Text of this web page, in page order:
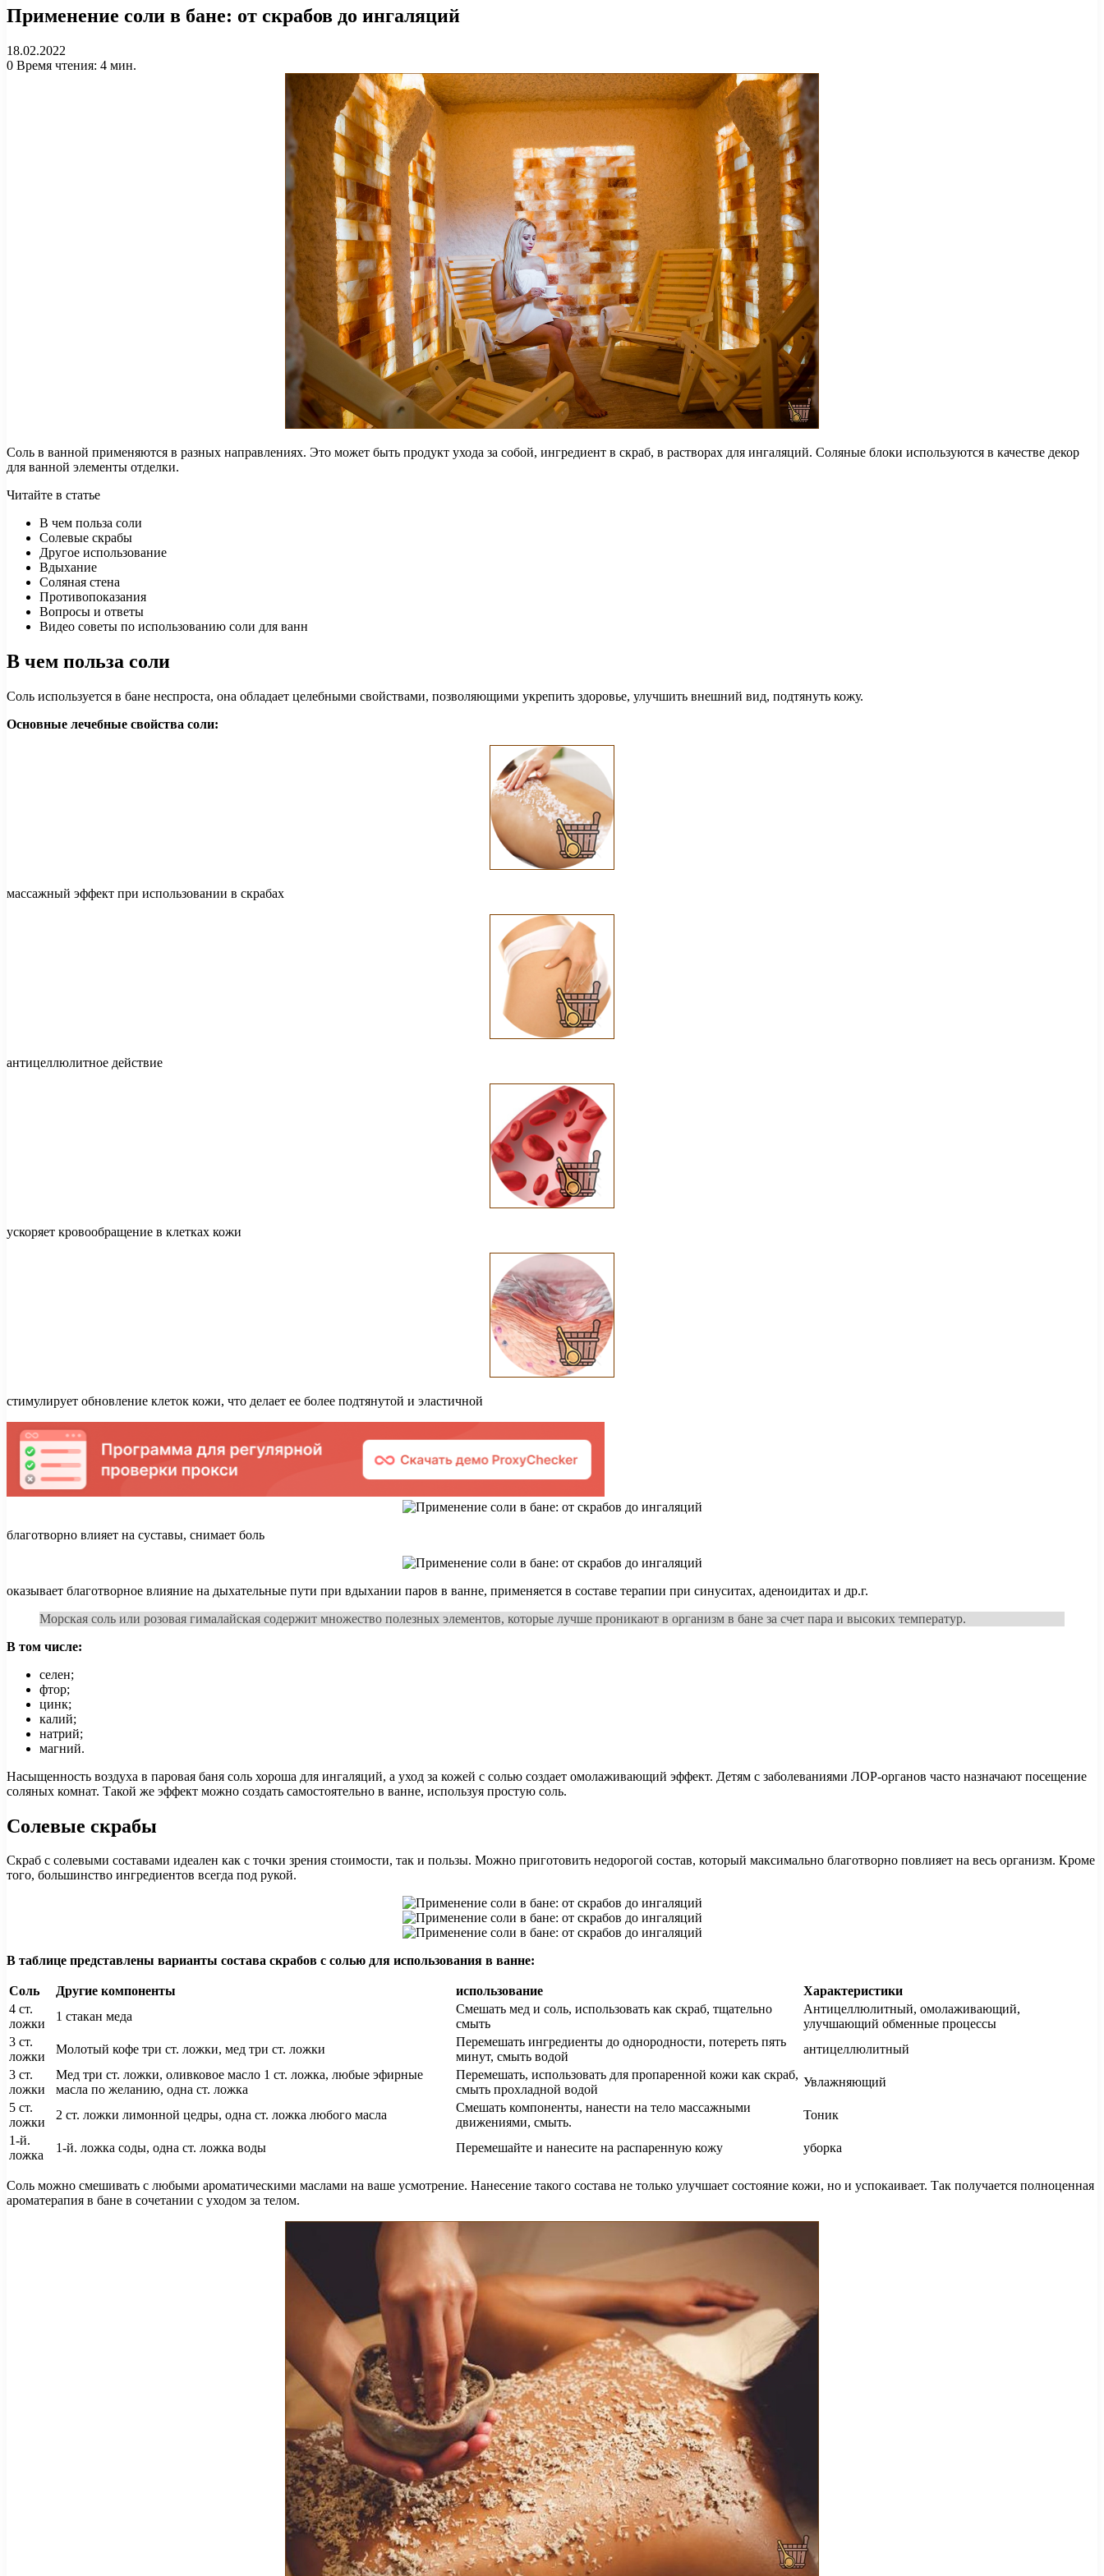
Применение соли в бане: от скрабов до ингаляций
18.02.2022
0 Время чтения: 4 мин.
Соль в ванной применяются в разных направлениях. Это может быть продукт ухода за собой, ингредиент в скраб, в растворах для ингаляций. Соляные блоки используются в качестве декор
для ванной элементы отделки.
Читайте в статье
В чем польза соли
Солевые скрабы
Другое использование
Вдыхание
Соляная стена
Противопоказания
Вопросы и ответы
Видео советы по использованию соли для ванн
В чем польза соли
Соль используется в бане неспроста, она обладает целебными свойствами, позволяющими укрепить здоровье, улучшить внешний вид, подтянуть кожу.
Основные лечебные свойства соли:
массажный эффект при использовании в скрабах
антицеллюлитное действие
ускоряет кровообращение в клетках кожи
стимулирует обновление клеток кожи, что делает ее более подтянутой и эластичной
благотворно влияет на суставы, снимает боль
оказывает благотворное влияние на дыхательные пути при вдыхании паров в ванне, применяется в составе терапии при синуситах, аденоидитах и ​​др.г.
Морская соль или розовая гималайская содержит множество полезных элементов, которые лучше проникают в организм в бане за счет пара и высоких температур.
В том числе:
селен;
фтор;
цинк;
калий;
натрий;
магний.
Насыщенность воздуха в паровая баня соль хороша для ингаляций, а уход за кожей с солью создает омолаживающий эффект. Детям с заболеваниями ЛОР-органов часто назначают посещение
соляных комнат. Такой же эффект можно создать самостоятельно в ванне, используя простую соль.
Солевые скрабы
Скраб с солевыми составами идеален как с точки зрения стоимости, так и пользы. Можно приготовить недорогой состав, который максимально благотворно повлияет на весь организм. Кроме
того, большинство ингредиентов всегда под рукой.
В таблице представлены варианты состава скрабов с солью для использования в ванне:
Соль Другие компоненты использование
Характеристики
4 ст.
ложки
1 стакан меда
Смешать мед и соль, использовать как скраб, тщательно
смыть
Антицеллюлитный, омолаживающий,
улучшающий обменные процессы
3 ст.
ложки
Молотый кофе три ст. ложки, мед три ст. ложки
Перемешать ингредиенты до однородности, потереть пять
минут, смыть водой
антицеллюлитный
3 ст.
ложки
Мед три ст. ложки, оливковое масло 1 ст. ложка, любые эфирные
масла по желанию, одна ст. ложка
Перемешать, использовать для пропаренной кожи как скраб,
смыть прохладной водой
Увлажняющий
5 ст.
ложки
2 ст. ложки лимонной цедры, одна ст. ложка любого масла
Смешать компоненты, нанести на тело массажными
движениями, смыть.
Тоник
1-й.
ложка
1-й. ложка соды, одна ст. ложка воды Перемешайте и нанесите на распаренную кожу уборка
Соль можно смешивать с любыми ароматическими маслами на ваше усмотрение. Нанесение такого состава не только улучшает состояние кожи, но и успокаивает. Так получается полноценная
ароматерапия в бане в сочетании с уходом за телом.